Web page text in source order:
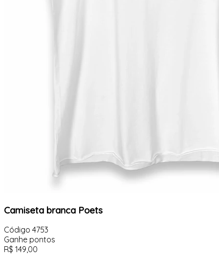
Camiseta branca Poets
Código 4753
Ganhe pontos
R$ 149,00